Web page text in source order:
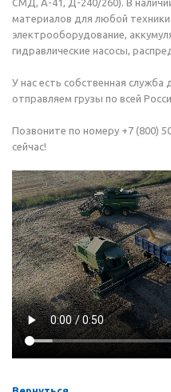
СМД, А-41, Д-240/260). В
материалов для любой
электрооборудование,
гидравлические насосы,
У нас есть собственная
отправляем грузы по всей
Позвоните по номеру +7 (800)
сейчас!